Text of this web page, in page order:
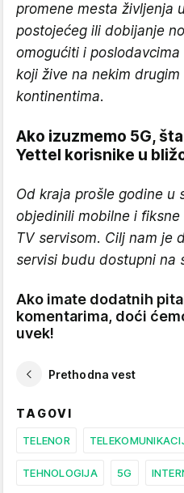
promene mesta življenja
postojećeg ili dobijanje
omogućiti i
koji žive na nekim
kontinentima.
Ako izuzmemo 5G,
Yettel korisnike u
Od kraja prošle godine u
objedinili mobilne i
TV servisom. Cilj nam je
servisi budu dostupni na
Ako imate dodatnih
komentarima, doći
uvek!
Prethodna vest
TAGOVI
TELENOR
TEHNOLOGIJA 5G